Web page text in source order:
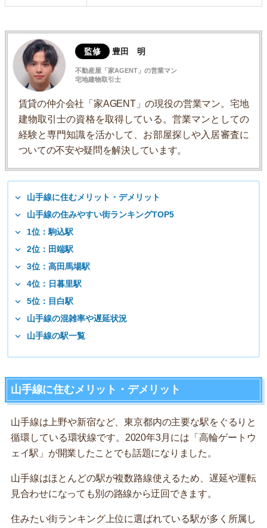
監修 豊田 明
不動産屋「家AGENT」の営業マン
宅地建物取引士
賃貸の仲介会社「家AGENT」の現役の営業マン。宅地
建物取引士の資格を取得している。営業マンとしての
経験と専門知識を活かして、お部屋探しや入居審査に
ついての不安や疑問を解決しています。
山手線に住むメリット・デメリット
山手線の住みやすい街ランキングTOP5
1位：駒込駅
2位：田端駅
3位：高田馬場駅
4位：日暮里駅
5位：目白駅
山手線の混雑率や遅延状況
山手線の駅一覧
山手線に住むメリット・デメリット
山手線は上野や新宿など、東京都内の主要な駅をぐるりと
循環している環状線です。2020年3月には「高輪ゲートウ
ェイ駅」が開業したことでも話題になりました。
山手線はほとんどの駅が複数路線使えるため、遅延や運転
見合わせになっても別の路線から迂回できます。
住みたい街ランキング上位に選ばれている駅が多く所属し